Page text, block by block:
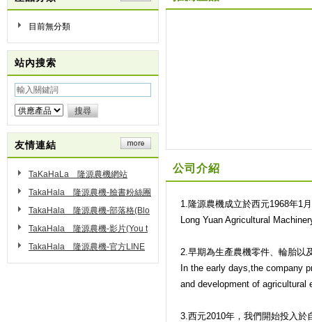
目前無分類
站內搜索
友情連結
TaKaHaLa 隆源農機網站
TakaHala 隆源農機-臉書粉絲團
(Fb)
TakaHala 隆源農機-部落格(Blo
g)
TakaHala 隆源農機-影片(You t
ube)
TakaHala 隆源農機-官方LINE
公司介紹
1.隆源農機成立於西元1968年1
Long Yuan Agricultural
2.早期為生產農機零件、輪胎以
In the early days,the company
and development of agricultural
3.西元2010年，我們開始投入於